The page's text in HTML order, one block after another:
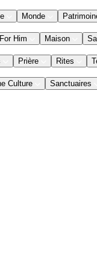
Monde
Him Maison
Prière Rites
Culture Sanctuaires